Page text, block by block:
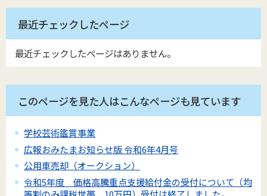
最近チェックしたページ
最近チェックしたページはありません。
このページを見た人はこんなページも見ています
学校芸術鑑賞事業
広報おみたまお知らせ版 令和6年4月号
公用車売却（オークション）
令和5年度 価格高騰重点支援給付金の受付について（均